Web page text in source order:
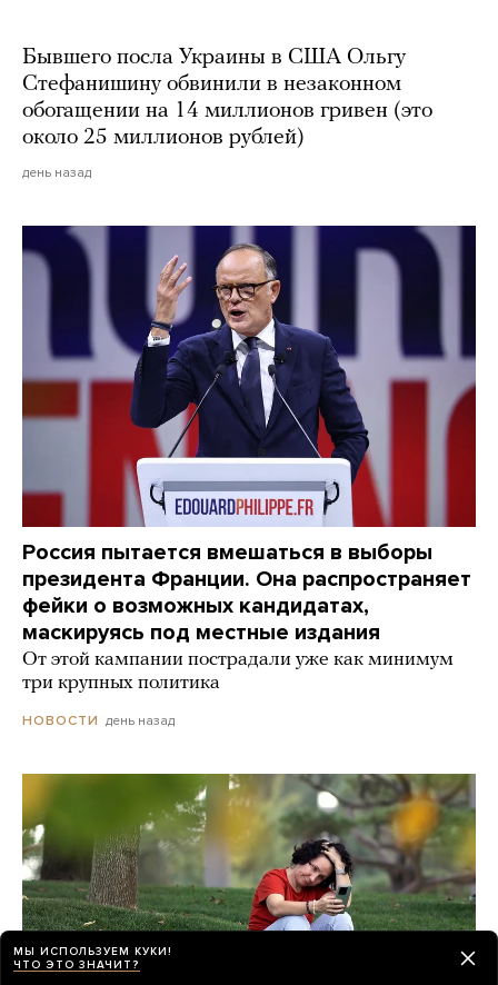
Бывшего посла Украины в США Ольгу
Стефанишину обвинили в незаконном
обогащении на 14 миллионов гривен (это
около 25 миллионов рублей)
день назад
Россия пытается вмешаться в выборы
президента Франции. Она распространяет
фейки о возможных кандидатах,
маскируясь под местные издания
От этой кампании пострадали уже как минимум
три крупных политика
НОВОСТИ день назад
МЫ ИСПОЛЬЗУЕМ КУКИ!
ЧТО ЭТО ЗНАЧИТ?